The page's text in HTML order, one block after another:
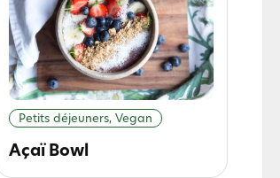
Petits déjeuners, Vegan
Açaï Bowl